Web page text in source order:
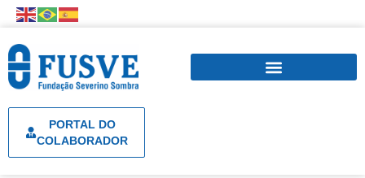
PORTAL DO
COLABORADOR